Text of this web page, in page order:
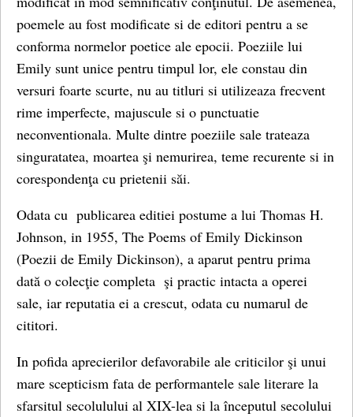
poemele au fost modificate si de editori pentru a se
conforma normelor poetice ale epocii. Poeziile lui
Emily sunt unice pentru timpul lor, ele constau din
versuri foarte scurte, nu au titluri si utilizeaza frecvent
rime imperfecte, majuscule si o punctuatie
neconventionala. Multe dintre poeziile sale trateaza
singuratatea, moartea şi nemurirea, teme recurente si in
corespondenţa cu prietenii săi.
Odata cu publicarea editiei postume a lui Thomas H.
Johnson, in 1955, The Poems of Emily Dickinson
(Poezii de Emily Dickinson), a aparut pentru prima
dată o colecţie completa şi practic intacta a operei
sale, iar reputatia ei a crescut, odata cu numarul de
cititori.
In pofida aprecierilor defavorabile ale criticilor şi unui
mare scepticism fata de performantele sale literare la
sfarsitul secolulului al XIX-lea si la începutul secolului